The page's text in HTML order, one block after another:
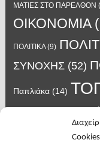
Cookies
ΜΑΤΙΕΣ ΣΤΟ ΠΑΡΕΛΘΟΝ
ΟΙΚΟΝΟΜΙΑ
ΠΟΛΙΤΙΚΑ(9)
ΣΥΝΟΧΗΣ(52)
Παπλιάκα(14)
ΑΥΤΟΔΙΟΙΚΗΣΗ
(14)